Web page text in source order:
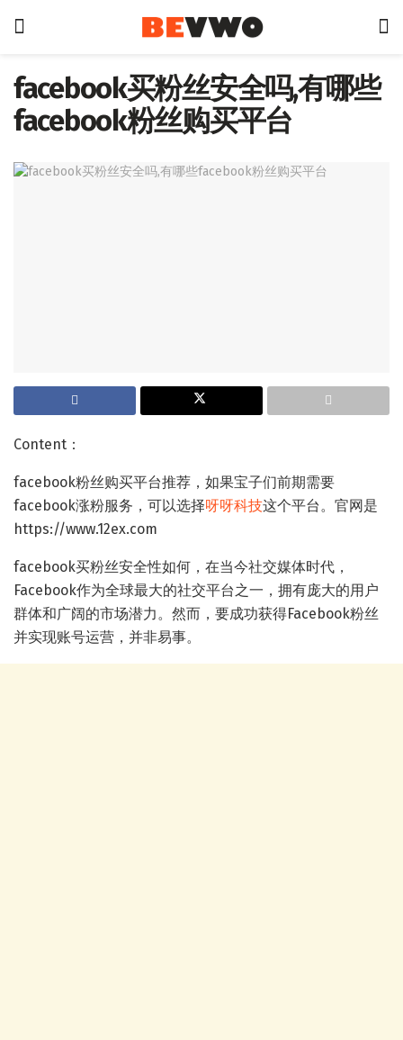
facebook买粉丝安全吗,有哪些
facebook粉丝购买平台
Content：
facebook粉丝购买平台推荐，如果宝子们前期需要
facebook涨粉服务，可以选择呀呀科技这个平台。官网是
https://www.12ex.com
facebook买粉丝安全性如何，在当今社交媒体时代，
Facebook作为全球最大的社交平台之一，拥有庞大的用户
群体和广阔的市场潜力。然而，要成功获得Facebook粉丝
并实现账号运营，并非易事。